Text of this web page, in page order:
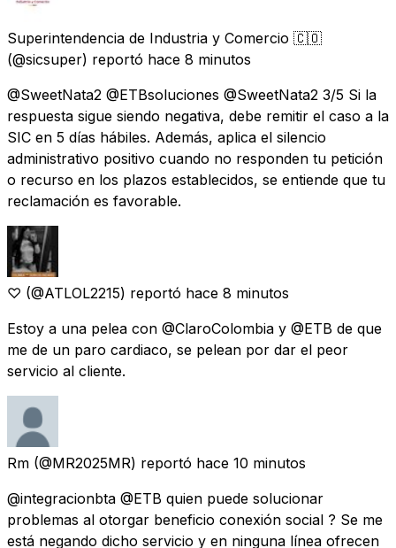
Superintendencia de Industria y Comercio 🇨🇴
(@sicsuper) reportó hace 8 minutos
@SweetNata2 @ETBsoluciones @SweetNata2 3/5 Si la
respuesta sigue siendo negativa, debe remitir el caso a la
SIC en 5 días hábiles. Además, aplica el silencio
administrativo positivo cuando no responden tu petición
o recurso en los plazos establecidos, se entiende que tu
reclamación es favorable.
♡ (@ATLOL2215) reportó hace 8 minutos
Estoy a una pelea con @ClaroColombia y @ETB de que
me de un paro cardiaco, se pelean por dar el peor
servicio al cliente.
Rm (@MR2025MR) reportó hace 10 minutos
@integracionbta @ETB quien puede solucionar
problemas al otorgar beneficio conexión social ? Se me
está negando dicho servicio y en ninguna línea ofrecen